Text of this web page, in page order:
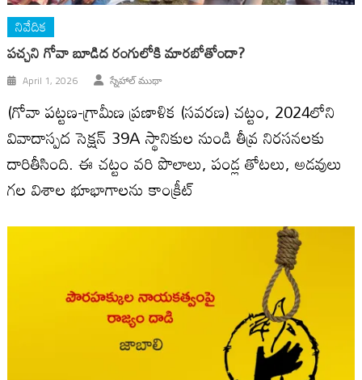
నివేదిక
పచ్చని గోవా బూడిద రంగులోకి మారబోతోందా?
April 1, 2026 స్నేహాల్ ముథా
(గోవా పట్టణ-గ్రామీణ ప్రణాళిక (సవరణ) చట్టం, 2024లోని
వివాదాస్పద సెక్షన్ 39A స్థానికుల నుండి తీవ్ర నిరసనలకు
దారితీసింది. ఈ చట్టం వరి పొలాలు, పండ్ల తోటలు, అడవులు
గల విశాల భూభాగాలను కాంక్రీట్